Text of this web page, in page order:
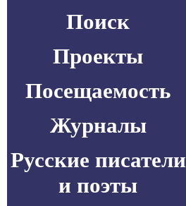
Поиск
Проекты
Посещаемость
Журналы
Русские писатели
и поэты